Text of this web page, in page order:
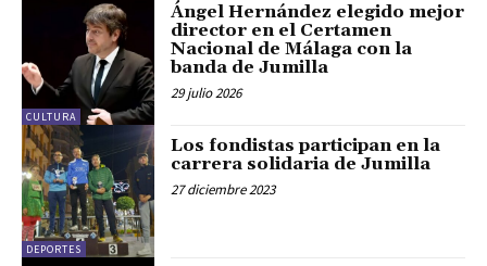
CULTURA
Ángel Hernández elegido mejor
director en el Certamen
Nacional de Málaga con la
banda de Jumilla
29 julio 2026
DEPORTES
Los fondistas participan en la
carrera solidaria de Jumilla
27 diciembre 2023